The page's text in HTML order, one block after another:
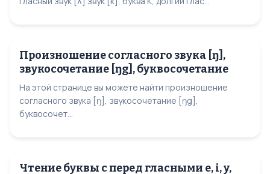
Произношение согласного звука [ŋ],
звукосочетание [ŋg], буквосочетание
На этой странице вы можете найти произношение
согласного звука [ŋ], звукосочетание [ŋg],
буквосочет...
Чтение буквы с перед гласными e, i, y,